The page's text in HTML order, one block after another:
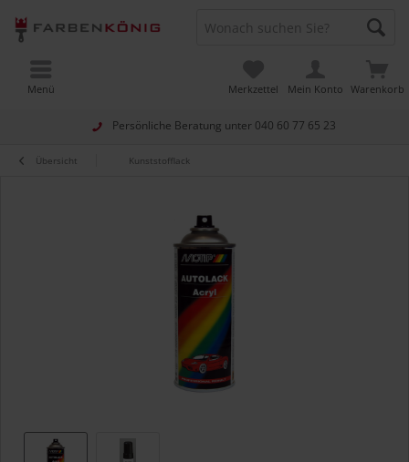
Persönliche Beratung unter 040 60 77 65 23
Warenkorb
Merkzettel Mein Konto
Menü
Übersicht Kunststofflack